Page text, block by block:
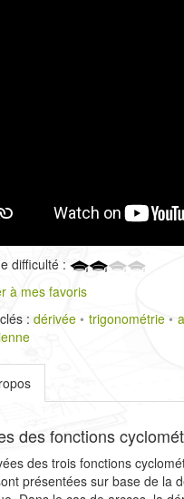
difficulté :
à mes favoris
: dérivée trigonométrie
des fonctions
des trois fonctions
présentées sur base de la